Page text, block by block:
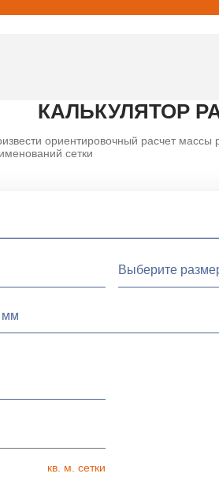
КАЛЬКУЛЯТОР
ориентировочный расчет массы
сетки